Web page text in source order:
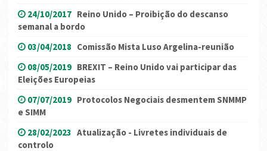
24/10/2017 Reino Unido – Proibição do descanso
semanal a bordo
03/04/2018 Comissão Mista Luso Argelina-reunião
08/05/2019 BREXIT – Reino Unido vai participar das
Eleições Europeias
07/07/2019 Protocolos Negociais desmentem SNMMP
e SIMM
28/02/2023 Atualização - Livretes individuais de
controlo